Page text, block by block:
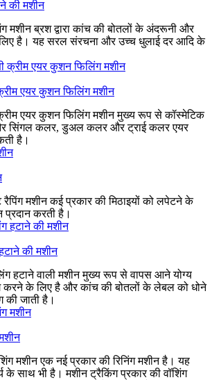
की मशीन
मशीन ब्रश द्वारा कांच की बोतलों के अंदरूनी और
लिए है। यह सरल संरचना और उच्च धुलाई दर आदि के
एयर कुशन फिलिंग मशीन
एयर कुशन फिलिंग मशीन मुख्य रूप से कॉस्मेटिक
सिंगल कलर, डुअल कलर और ट्राई कलर एयर
है।
रैपिंग मशीन कई प्रकार की मिठाइयों को लपेटने के
प्रदान करती है।
की मशीन
हटाने वाली मशीन मुख्य रूप से वापस आने योग्य
करने के लिए है और कांच की बोतलों के लेबल को धोने
की जाती है।
मशीन एक नई प्रकार की रिनिंग मशीन है। यह
के साथ भी है। मशीन ट्रैकिंग प्रकार की वॉशिंग